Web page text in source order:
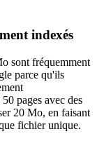
indexés
sont fréquemment
parce qu'ils
pages avec des
20 Mo, en faisant
fichier unique.